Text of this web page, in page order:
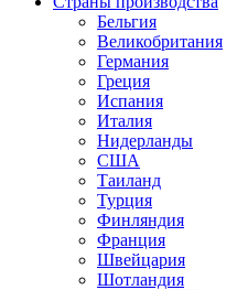
Бельгия
Великобритания
Германия
Греция
Испания
Италия
Нидерланды
США
Таиланд
Турция
Финляндия
Франция
Швейцария
Шотландия